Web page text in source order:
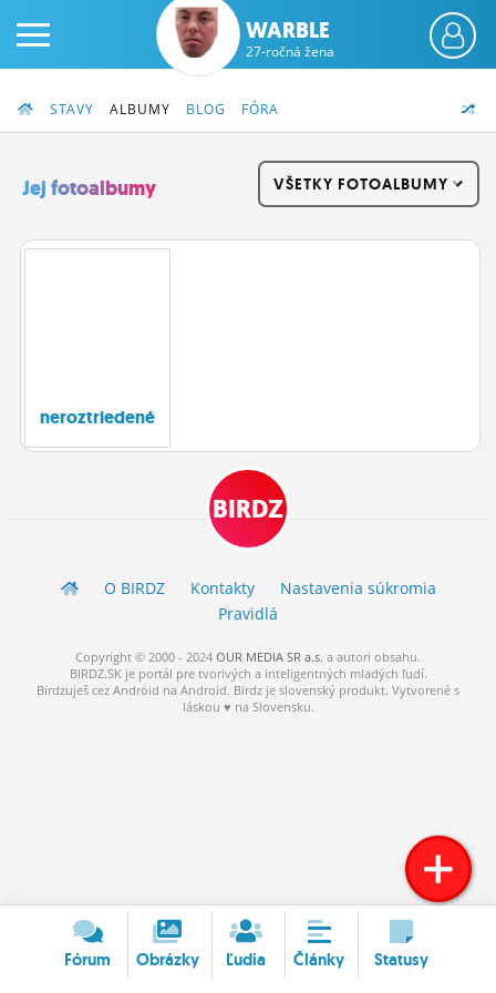
BLOGY
ROLETA
WARBLE
27-ročná žena
STAVY ALBUMY BLOG FÓRA
Jej fotoalbumy VŠETKY FOTOALBUMY
neroztriedené
BIRDZ
O BIRDZ Kontakty
Nastavenia súkromia
Pravidlá
Copyright © 2000 - 2024 OUR MEDIA SR a.s. a autori obsahu.
BIRDZ.SK je portál pre tvorivých a inteligentných mladých ľudí.
Birdzuješ cez Android na Android. Birdz je slovenský produkt. Vytvorené s
láskou ♥ na Slovensku.
Fórum Obrázky Ľudia Články Statusy